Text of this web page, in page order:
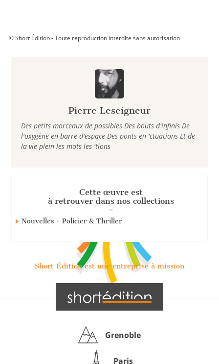
Pierre Leseigneur
Des petits morceaux de possibles Des bouts d'infinis De
l'oxygène en barre d'espace Des ponts en 'ctuations Et de
la vie plein les mots les 'tions
Cette œuvre est
à retrouver dans nos collections
Nouvelles - Policier & Thriller
© Short Édition - Toute reproduction interdite sans autorisation
Short Édition est une entreprise à mission
Grenoble
Paris